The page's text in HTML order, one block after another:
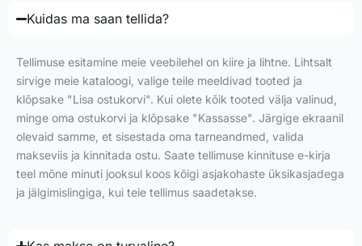
Kuidas ma saan tellida?
Tellimuse esitamine meie veebilehel on kiire ja lihtne. Lihtsalt
sirvige meie kataloogi, valige teile meeldivad tooted ja
klõpsake "Lisa ostukorvi". Kui olete kõik tooted välja valinud,
minge oma ostukorvi ja klõpsake "Kassasse". Järgige ekraanil
olevaid samme, et sisestada oma tarneandmed, valida
makseviis ja kinnitada ostu. Saate tellimuse kinnituse e-kirja
teel mõne minuti jooksul koos kõigi asjakohaste üksikasjadega
ja jälgimislingiga, kui teie tellimus saadetakse.